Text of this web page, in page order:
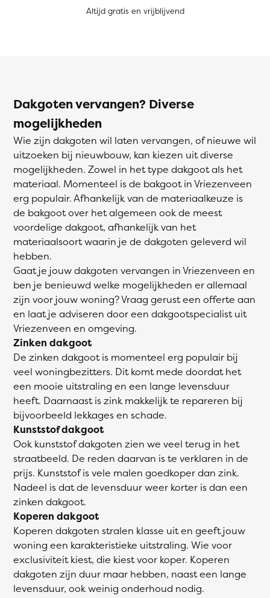
Altijd gratis en vrijblijvend
Dakgoten vervangen? Diverse
mogelijkheden
Wie zijn dakgoten wil laten vervangen, of nieuwe wil
uitzoeken bij nieuwbouw, kan kiezen uit diverse
mogelijkheden. Zowel in het type dakgoot als het
materiaal. Momenteel is de bakgoot in Vriezenveen
erg populair. Afhankelijk van de materiaalkeuze is
de bakgoot over het algemeen ook de meest
voordelige dakgoot, afhankelijk van het
materiaalsoort waarin je de dakgoten geleverd wil
hebben.
Gaat je jouw dakgoten vervangen in Vriezenveen en
ben je benieuwd welke mogelijkheden er allemaal
zijn voor jouw woning? Vraag gerust een offerte aan
en laat je adviseren door een dakgootspecialist uit
Vriezenveen en omgeving.
Zinken dakgoot
De zinken dakgoot is momenteel erg populair bij
veel woningbezitters. Dit komt mede doordat het
een mooie uitstraling en een lange levensduur
heeft. Daarnaast is zink makkelijk te repareren bij
bijvoorbeeld lekkages en schade.
Kunststof dakgoot
Ook kunststof dakgoten zien we veel terug in het
straatbeeld. De reden daarvan is te verklaren in de
prijs. Kunststof is vele malen goedkoper dan zink.
Nadeel is dat de levensduur weer korter is dan een
zinken dakgoot.
Koperen dakgoot
Koperen dakgoten stralen klasse uit en geeft jouw
woning een karakteristieke uitstraling. Wie voor
exclusiviteit kiest, die kiest voor koper. Koperen
dakgoten zijn duur maar hebben, naast een lange
levensduur, ook weinig onderhoud nodig.